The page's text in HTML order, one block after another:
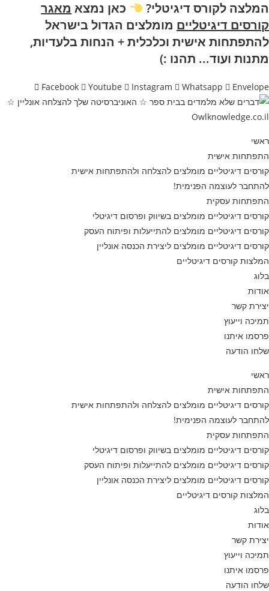
Skip
to
content
המלצה לקורס דיגיטלי? כאן נמצא מאגר
קורסים דיגיטליים מומלצים הגדול בישראל
להתפתחות אישית וכלכלית + הנחות בלעדיות,
מתנות ועוד... תהנו :)
Facebook Youtube Instagram Whatsapp Envelope
ראשי
התפתחות אישית
קורסים דיגיטליים מומלצים להצלחה ולהתפתחות אישית
להתחבר לעוצמה הפנימית!
התפתחות עסקית
קורסים דיגיטליים מומלצים בשיווק ופרסום דיגיטלי
קורסים דיגיטליים מומלצים להתייעלות ופיתוח העסק
קורסים דיגיטליים מומלצים ליצירת הכנסה אונליין
המלצות קורסים דיגיטליים
בלוג
אודות
יצירת קשר
תמיכה וייעוץ
פרסמו איתנו
שלחו הודעה
ראשי
התפתחות אישית
קורסים דיגיטליים מומלצים להצלחה ולהתפתחות אישית
להתחבר לעוצמה הפנימית!
התפתחות עסקית
קורסים דיגיטליים מומלצים בשיווק ופרסום דיגיטלי
קורסים דיגיטליים מומלצים להתייעלות ופיתוח העסק
קורסים דיגיטליים מומלצים ליצירת הכנסה אונליין
המלצות קורסים דיגיטליים
בלוג
אודות
יצירת קשר
תמיכה וייעוץ
פרסמו איתנו
שלחו הודעה